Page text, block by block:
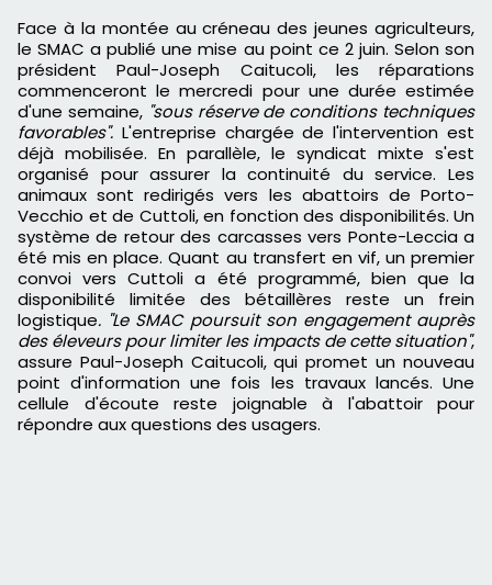
Face à la montée au créneau des jeunes agriculteurs,
le SMAC a publié une mise au point ce 2 juin. Selon son
président Paul-Joseph Caitucoli, les réparations
commenceront le mercredi pour une durée estimée
d'une semaine, "sous réserve de conditions techniques
favorables". L'entreprise chargée de l'intervention est
déjà mobilisée. En parallèle, le syndicat mixte s'est
organisé pour assurer la continuité du service. Les
animaux sont redirigés vers les abattoirs de Porto-
Vecchio et de Cuttoli, en fonction des disponibilités. Un
système de retour des carcasses vers Ponte-Leccia a
été mis en place. Quant au transfert en vif, un premier
convoi vers Cuttoli a été programmé, bien que la
disponibilité limitée des bétaillères reste un frein
logistique. "Le SMAC poursuit son engagement auprès
des éleveurs pour limiter les impacts de cette situation",
assure Paul-Joseph Caitucoli, qui promet un nouveau
point d'information une fois les travaux lancés. Une
cellule d'écoute reste joignable à l'abattoir pour
répondre aux questions des usagers.